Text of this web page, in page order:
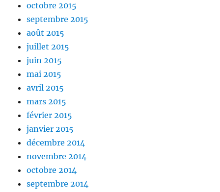
octobre 2015
septembre 2015
août 2015
juillet 2015
juin 2015
mai 2015
avril 2015
mars 2015
février 2015
janvier 2015
décembre 2014
novembre 2014
octobre 2014
septembre 2014